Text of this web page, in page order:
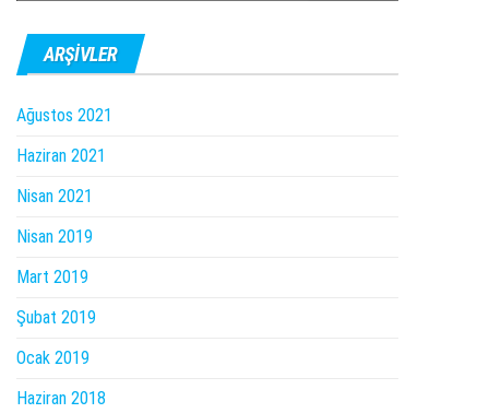
ARŞIVLER
Ağustos 2021
Haziran 2021
Nisan 2021
Nisan 2019
Mart 2019
Şubat 2019
Ocak 2019
Haziran 2018